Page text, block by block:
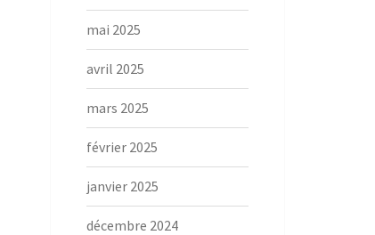
mai 2025
avril 2025
mars 2025
février 2025
janvier 2025
décembre 2024